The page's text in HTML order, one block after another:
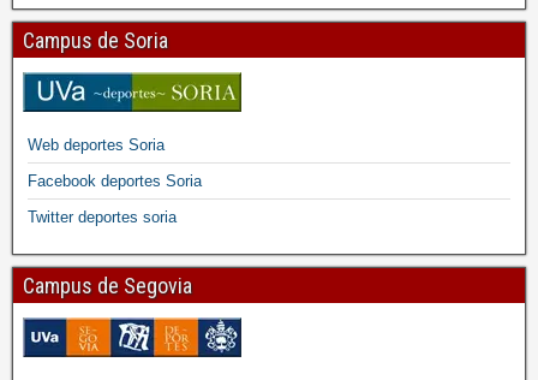
Campus de Soria
Web deportes Soria
Facebook deportes Soria
Twitter deportes soria
Campus de Segovia